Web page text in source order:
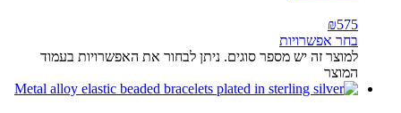
₪575
בחר אפשרויות
למוצר זה יש מספר סוגים. ניתן לבחור את האפשרויות בעמוד
המוצר